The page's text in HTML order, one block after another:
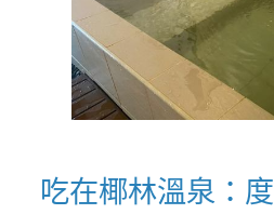
吃在椰林溫泉：